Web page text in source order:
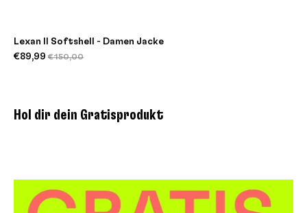
Lexan II Softshell - Damen Jacke
€89,99 €150,00
Hol dir dein Gratisprodukt